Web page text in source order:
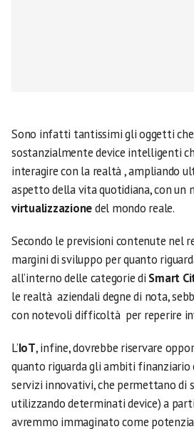
Sono infatti tantissimi gli oggetti
sostanzialmente device intelligenti
interagire con la realtà , ampliando
aspetto della vita quotidiana, con un
virtualizzazionedel mondo reale.
Secondo le previsioni contenute nel
margini di sviluppo per quanto
all’interno delle categorie di Smart
le realtà aziendali degne di nota,
con notevoli difficoltà per reperire
L’IoT, infine, dovrebbe riservare
quanto riguarda gli ambiti finanziario
servizi innovativi, che permettano di
utilizzando determinati device) a
avremmo immaginato come